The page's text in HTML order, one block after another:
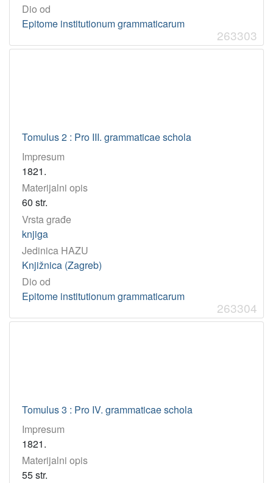
Dio od
Epitome institutionum grammaticarum
263303
Tomulus 2 : Pro III. grammaticae schola
Impresum
1821.
Materijalni opis
60 str.
Vrsta građe
knjiga
Jedinica HAZU
Knjižnica (Zagreb)
Dio od
Epitome institutionum grammaticarum
263304
Tomulus 3 : Pro IV. grammaticae schola
Impresum
1821.
Materijalni opis
55 str.